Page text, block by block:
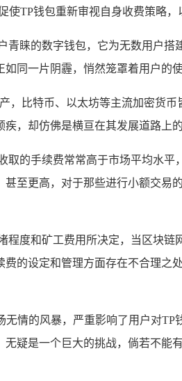
TP钱包重新审视自身收费策略，
青睐的数字钱包，它为无数用户
同一片阴霾，悄然笼罩着用户的
，比特币、以太坊等主流加密货
，却仿佛是横亘在其发展道路上
的手续费常常高于市场平均水
至更高，对于那些进行小额交易
度和矿工费用所决定，当区块
的设定和管理方面存在不合理之
情的风暴，严重影响了用户对
疑是一个巨大的挑战，倘若不能